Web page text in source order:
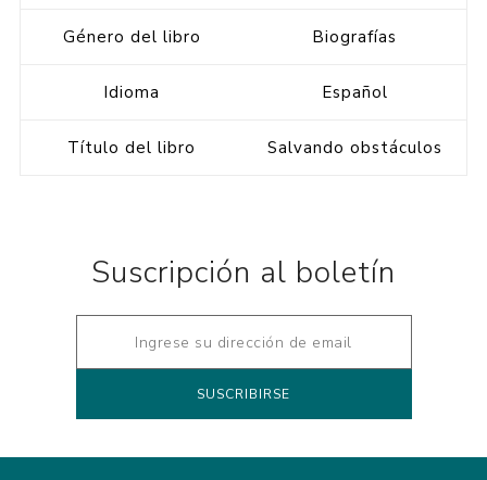
Género del libro Biografías
Idioma Español
Título del libro Salvando obstáculos
Suscripción al boletín